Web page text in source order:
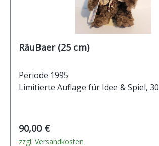
RäuBaer (25 cm)
Periode 1995
Limitierte Auflage für Idee & Spiel,
Regulärer Preis:
90,00 €
zzgl. Versandkosten